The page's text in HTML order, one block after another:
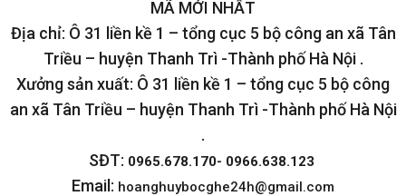
MÃ MỚI NHẤT
Địa chỉ: Ô 31 liền kề 1 – tổng cục 5 bộ công an xã Tân
Triều – huyện Thanh Trì -Thành phố Hà Nội .
Xưởng sản xuất: Ô 31 liền kề 1 – tổng cục 5 bộ công
an xã Tân Triều – huyện Thanh Trì -Thành phố Hà Nội
.
SĐT: 0965.678.170- 0966.638.123
Email: hoanghuybocghe24h@gmail.com